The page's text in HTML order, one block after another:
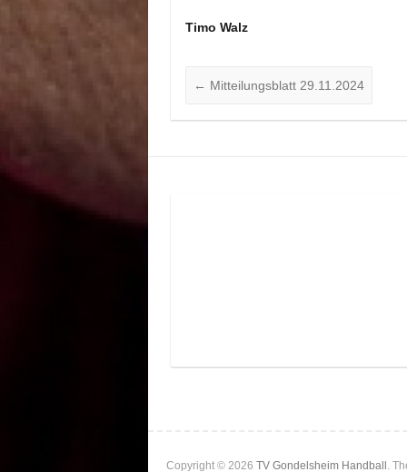
Timo Walz
← Mitteilungsblatt 29.11.2024
Copyright © 2026 TV Gondelsheim Handball .